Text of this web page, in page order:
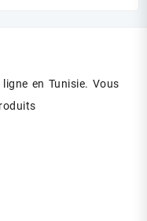
en Tunisie. Vous